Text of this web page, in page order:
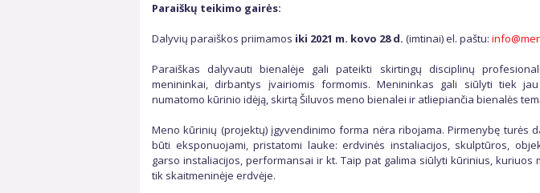
Paraiškų teikimo gairės:
Dalyvių paraiškos priimamos iki 2021 m. kovo 28 d. (imtinai) el. paštu:
Paraiškas dalyvauti bienalėje gali pateikti skirtingų disciplinų
menininkai, dirbantys įvairiomis formomis. Menininkas gali siūlyti tiek
numatomo kūrinio idėją, skirtą Šiluvos meno bienalei ir atliepiančia bienalės
Meno kūrinių (projektų) įgyvendinimo forma nėra ribojama. Pirmenybę turės
būti eksponuojami, pristatomi lauke: erdvinės instaliacijos, skulptūros,
garso instaliacijos, performansai ir kt. Taip pat galima siūlyti kūrinius, kuriuos
tik skaitmeninėje erdvėje.